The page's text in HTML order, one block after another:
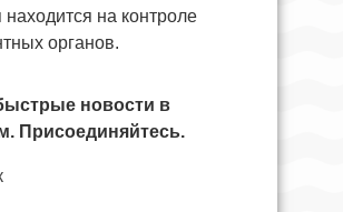
находится на контроле
органов.
новости в
Присоединяйтесь.